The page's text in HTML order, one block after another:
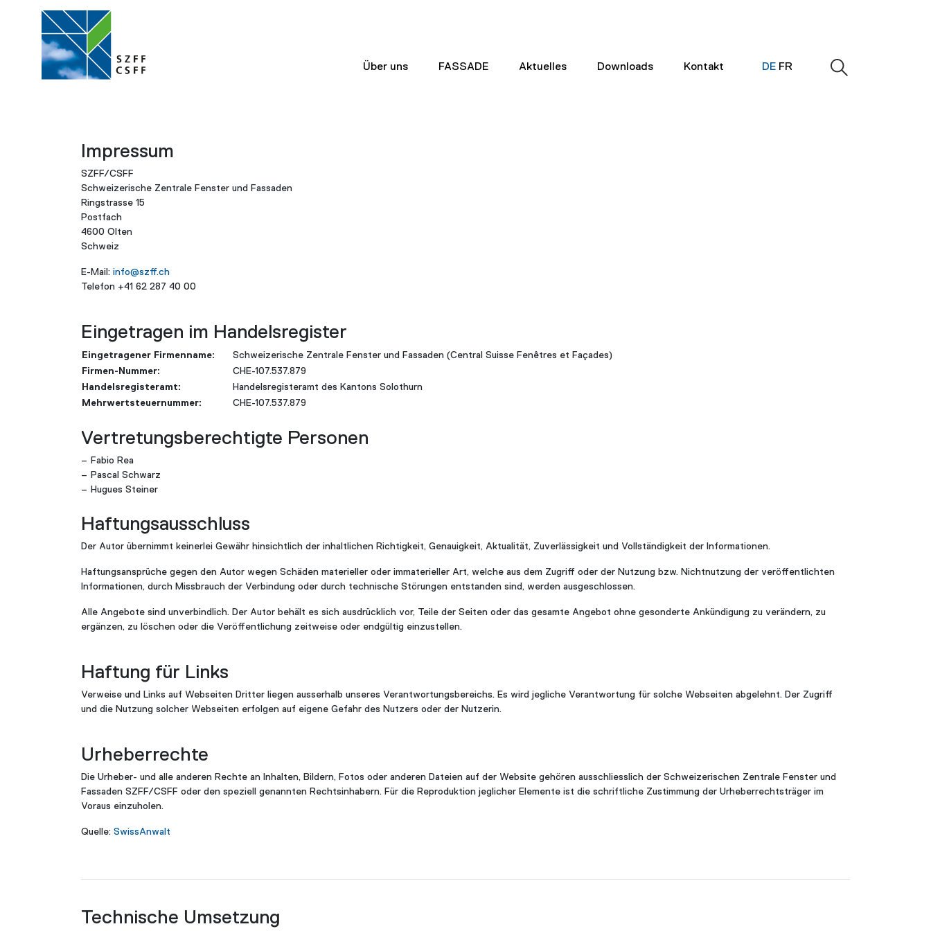
Über uns FASSADE Aktuelles Downloads Kontakt DE FR
Impressum
SZFF/CSFF
Schweizerische Zentrale Fenster und Fassaden
Ringstrasse 15
Postfach
4600 Olten
Schweiz
E-Mail: info@szff.ch
Telefon +41 62 287 40 00
Eingetragen im Handelsregister
Eingetragener Firmenname:
Schweizerische Zentrale Fenster und Fassaden (Central Suisse Fenêtres et Façades)
Firmen-Nummer:
CHE-107.537.879
Handelsregisteramt:
Handelsregisteramt des Kantons Solothurn
Mehrwertsteuernummer:
CHE-107.537.879
Vertretungsberechtigte Personen
Fabio Rea
Pascal Schwarz
Hugues Steiner
Haftungsausschluss
Der Autor übernimmt keinerlei Gewähr hinsichtlich der inhaltlichen Richtigkeit, Genauigkeit, Aktualität, Zuverlässigkeit und Vollständigkeit der Informationen.
Haftungsansprüche gegen den Autor wegen Schäden materieller oder immaterieller Art, welche aus dem Zugriff oder der Nutzung bzw. Nichtnutzung der veröffentlichten
Informationen, durch Missbrauch der Verbindung oder durch technische Störungen entstanden sind, werden ausgeschlossen.
Alle Angebote sind unverbindlich. Der Autor behält es sich ausdrücklich vor, Teile der Seiten oder das gesamte Angebot ohne gesonderte Ankündigung zu verändern, zu
ergänzen, zu löschen oder die Veröffentlichung zeitweise oder endgültig einzustellen.
Haftung für Links
Verweise und Links auf Webseiten Dritter liegen ausserhalb unseres Verantwortungsbereichs. Es wird jegliche Verantwortung für solche Webseiten abgelehnt. Der Zugriff
und die Nutzung solcher Webseiten erfolgen auf eigene Gefahr des Nutzers oder der Nutzerin.
Urheberrechte
Die Urheber- und alle anderen Rechte an Inhalten, Bildern, Fotos oder anderen Dateien auf der Website gehören ausschliesslich der Schweizerischen Zentrale Fenster und
Fassaden SZFF/CSFF oder den speziell genannten Rechtsinhabern. Für die Reproduktion jeglicher Elemente ist die schriftliche Zustimmung der Urheberrechtsträger im
Voraus einzuholen.
Quelle: SwissAnwalt
Technische Umsetzung